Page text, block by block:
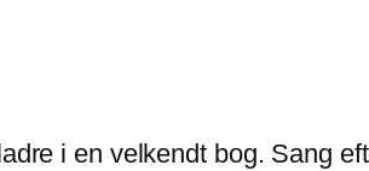
i en velkendt bog. Sang